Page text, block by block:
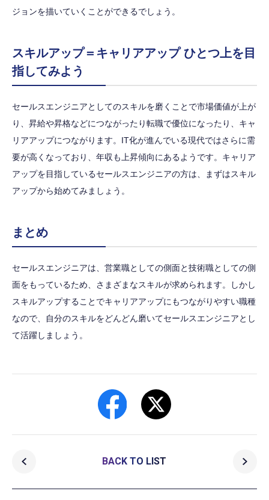
ジョンを描いていくことができるでしょう。
スキルアップ＝キャリアアップ ひとつ上を目
指してみよう
セールスエンジニアとしてのスキルを磨くことで市場価値が上が
り、昇給や昇格などにつながったり転職で優位になったり、キャ
リアアップにつながります。IT化が進んでいる現代ではさらに需
要が高くなっており、年収も上昇傾向にあるようです。キャリア
アップを目指しているセールスエンジニアの方は、まずはスキル
アップから始めてみましょう。
まとめ
セールスエンジニアは、営業職としての側面と技術職としての側
面をもっているため、さまざまなスキルが求められます。しかし
スキルアップすることでキャリアアップにもつながりやすい職種
なので、自分のスキルをどんどん磨いてセールスエンジニアとし
て活躍しましょう。
BACK TO LIST